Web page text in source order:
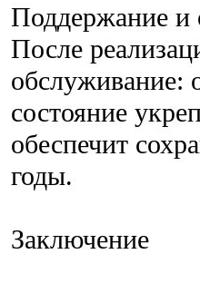
Поддержание и
После
обслуживание:
состояние
обеспечит
годы.
Заключение